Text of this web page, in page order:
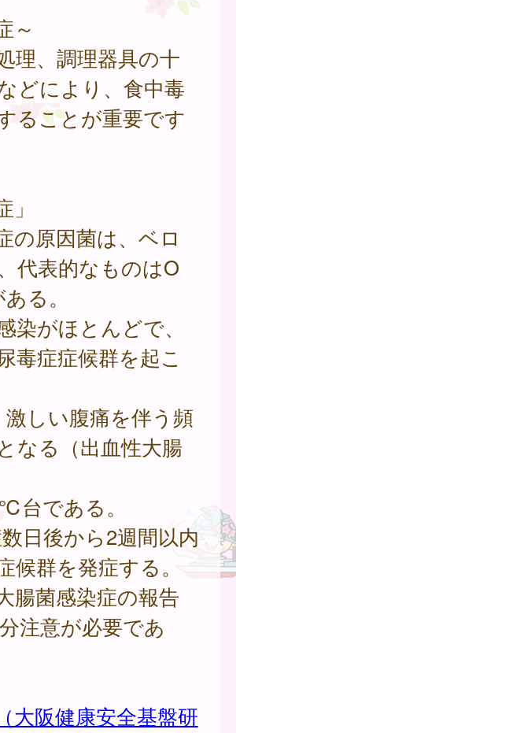
～
理、調理器具の十
どにより、食中毒
ることが重要です
の原因菌は、ベロ
代表的なものはO
る。
染がほとんどで、
毒症症候群を起こ
しい腹痛を伴う頻
なる（出血性大腸
台である。
日後から2週間以内
候群を発症する。
腸菌感染症の報告
注意が必要であ
大阪健康安全基盤研